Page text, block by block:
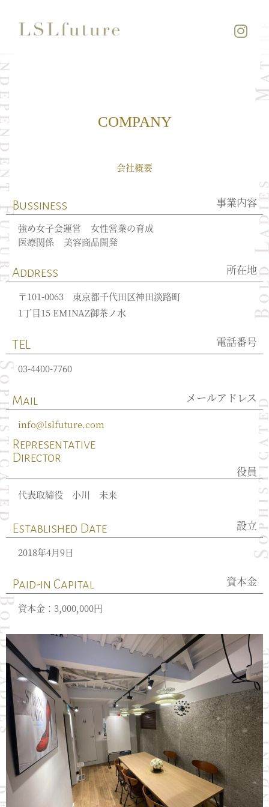
COMPANY
会社概要
Bussiness 事業内容
強め女子会運営 女性営業の育成
医療関係 美容商品開発
Address 所在地
〒101-0063 東京都千代田区神田淡路町
1丁目15 EMINAZ御茶ノ水
TEL 電話番号
03-4400-7760
Mail メールアドレス
info@lslfuture.com
Representative
Director
役員
代表取締役 小川 未来
Established Date 設立
2018年4月9日
Paid-in Capital 資本金
資本金：3,000,000円